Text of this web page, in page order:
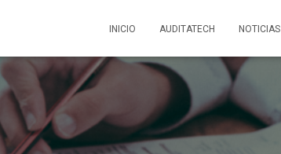
INICIO AUDITATECH NOTICIAS